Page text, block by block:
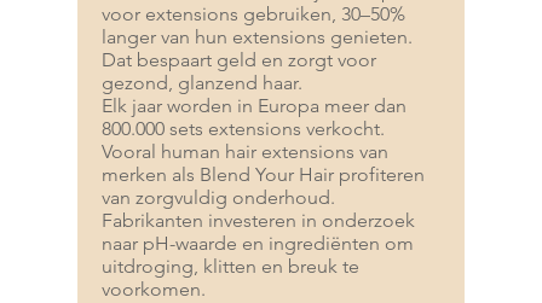
voor extensions gebruiken, 30–50%
langer van hun extensions genieten.
Dat bespaart geld en zorgt voor
gezond, glanzend haar.
Elk jaar worden in Europa meer dan
800.000 sets extensions verkocht.
Vooral human hair extensions van
merken als Blend Your Hair profiteren
van zorgvuldig onderhoud.
Fabrikanten investeren in onderzoek
naar pH-waarde en ingrediënten om
uitdroging, klitten en breuk te
voorkomen.